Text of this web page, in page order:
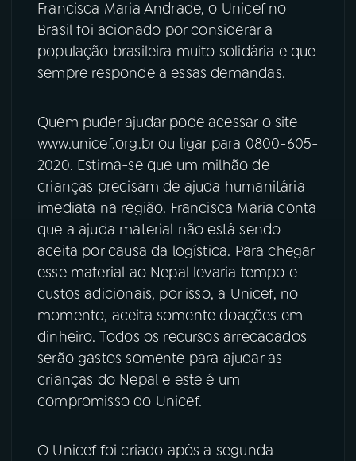
ACOMPANHE A RÁDIO NACIONAL
YouTube Facebook
TikTok
Francisca Maria Andrade, o Unicef no
Brasil foi acionado por considerar a
população brasileira muito solidária e que
sempre responde a essas demandas.
Quem puder ajudar pode acessar o site
www.unicef.org.br ou ligar para 0800-605-
2020. Estima-se que um milhão de
crianças precisam de ajuda humanitária
imediata na região. Francisca Maria conta
que a ajuda material não está sendo
aceita por causa da logística. Para chegar
esse material ao Nepal levaria tempo e
custos adicionais, por isso, a Unicef, no
momento, aceita somente doações em
dinheiro. Todos os recursos arrecadados
serão gastos somente para ajudar as
crianças do Nepal e este é um
compromisso do Unicef.
O Unicef foi criado após a segunda